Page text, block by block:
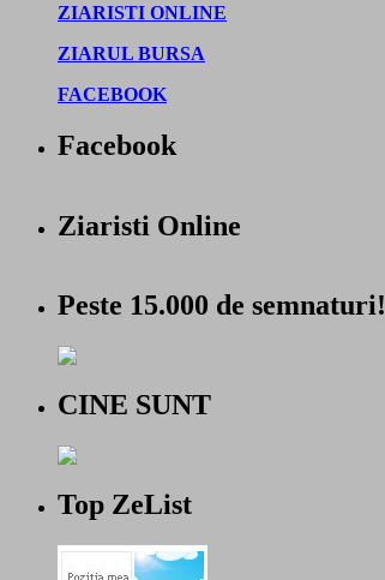
ZIARISTI ONLINE
ZIARUL BURSA
FACEBOOK
Facebook
Ziaristi Online
Peste 15.000 de semnaturi!
CINE SUNT
Top ZeList